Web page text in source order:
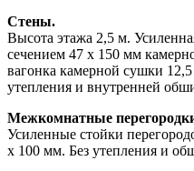
Стены.
Высота этажа 2,5 м.
сечением 47 х 150 мм
вагонка камерной сушки
утепления и внутренней
Межкомнатные
Усиленные стойки
х 100 мм. Без утепления и